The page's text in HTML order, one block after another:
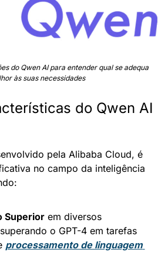
do Qwen AI para entender qual se adequa
às suas necessidades
do Qwen AI
pela Alibaba Cloud, é
no campo da inteligência
Superior em diversos
o GPT-4 em tarefas
processamento de linguagem